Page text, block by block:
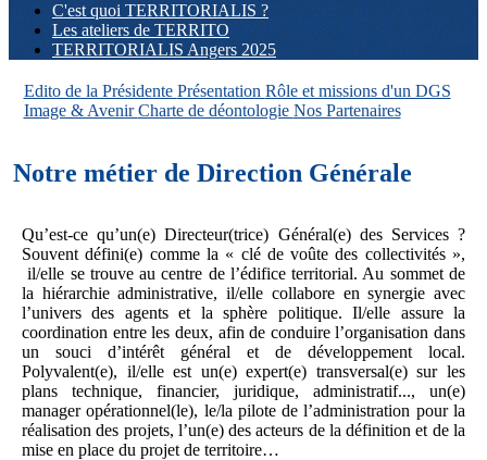
C'est quoi TERRITORIALIS ?
Les ateliers de TERRITO
TERRITORIALIS Angers 2025
Edito de la Présidente Présentation Rôle et missions d'un DGS
Image & AvenirCharte de déontologie Nos Partenaires
Notre métier de Direction Générale
Qu’est-ce qu’un(e) Directeur(trice) Général(e) des Services ?
Souvent défini(e) comme la « clé de voûte des collectivités »,
il/elle se trouve au centre de l’édifice territorial. Au sommet de
la hiérarchie administrative, il/elle collabore en synergie avec
l’univers des agents et la sphère politique. Il/elle assure la
coordination entre les deux, afin de conduire l’organisation dans
un souci d’intérêt général et de développement local.
Polyvalent(e), il/elle est un(e) expert(e) transversal(e) sur les
plans technique, financier, juridique, administratif..., un(e)
manager opérationnel(le), le/la pilote de l’administration pour la
réalisation des projets, l’un(e) des acteurs de la définition et de la
mise en place du projet de territoire…